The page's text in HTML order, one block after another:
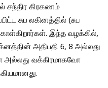
சந்திர கிரகணம்
சுப லகினத்தில் (சுப
இந்த வழக்கில்,
அதிபதி 6, 8 அல்லது
வக்கிரமாகவோ